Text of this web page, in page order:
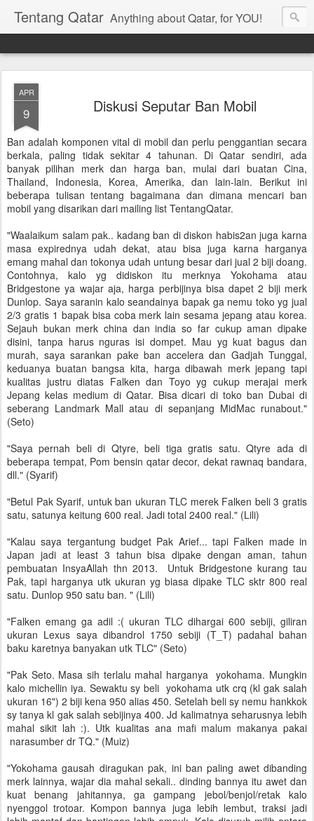
Tentang Qatar Anything about Qatar, for YOU!
APR
9 Diskusi Seputar Ban Mobil
Ban adalah komponen vital di mobil dan perlu penggantian secara
berkala, paling tidak sekitar 4 tahunan. Di Qatar sendiri, ada
banyak pilihan merk dan harga ban, mulai dari buatan Cina,
Thailand, Indonesia, Korea, Amerika, dan lain-lain. Berikut ini
beberapa tulisan tentang bagaimana dan dimana mencari ban
mobil yang disarikan dari mailing list TentangQatar.
"Waalaikum salam pak.. kadang ban di diskon habis2an juga karna
masa expirednya udah dekat, atau bisa juga karna harganya
emang mahal dan tokonya udah untung besar dari jual 2 biji doang.
Contohnya, kalo yg didiskon itu merknya Yokohama atau
Bridgestone ya wajar aja, harga perbijinya bisa dapet 2 biji merk
Dunlop. Saya saranin kalo seandainya bapak ga nemu toko yg jual
2/3 gratis 1 bapak bisa coba merk lain sesama jepang atau korea.
Sejauh bukan merk china dan india so far cukup aman dipake
disini, tanpa harus nguras isi dompet. Mau yg kuat bagus dan
murah, saya sarankan pake ban accelera dan Gadjah Tunggal,
keduanya buatan bangsa kita, harga dibawah merk jepang tapi
kualitas justru diatas Falken dan Toyo yg cukup merajai merk
Jepang kelas medium di Qatar. Bisa dicari di toko ban Dubai di
seberang Landmark Mall atau di sepanjang MidMac runabout."
(Seto)
"Saya pernah beli di Qtyre, beli tiga gratis satu. Qtyre ada di
beberapa tempat, Pom bensin qatar decor, dekat rawnaq bandara,
dll." (Syarif)
"Betul Pak Syarif, untuk ban ukuran TLC merek Falken beli 3 gratis
satu, satunya keitung 600 real. Jadi total 2400 real." (Lili)
"Kalau saya tergantung budget Pak Arief... tapi Falken made in
Japan jadi at least 3 tahun bisa dipake dengan aman, tahun
pembuatan InsyaAllah thn 2013. Untuk Bridgestone kurang tau
Pak, tapi harganya utk ukuran yg biasa dipake TLC sktr 800 real
satu. Dunlop 950 satu ban. " (Lili)
"Falken emang ga adil :( ukuran TLC dihargai 600 sebiji, giliran
ukuran Lexus saya dibandrol 1750 sebiji (T_T) padahal bahan
baku karetnya banyakan utk TLC" (Seto)
"Pak Seto. Masa sih terlalu mahal harganya yokohama. Mungkin
kalo michellin iya. Sewaktu sy beli yokohama utk crq (kl gak salah
ukuran 16") 2 biji kena 950 alias 450. Setelah beli sy nemu hankkok
sy tanya kl gak salah sebijinya 400. Jd kalimatnya seharusnya lebih
mahal sikit lah :). Utk kualitas ana mafi malum makanya pakai
narasumber dr TQ." (Muiz)
"Yokohama gausah diragukan pak, ini ban paling awet dibanding
merk lainnya, wajar dia mahal sekali.. dinding bannya itu awet dan
kuat benang jahitannya, ga gampang jebol/benjol/retak kalo
nyenggol trotoar. Kompon bannya juga lebih lembut, traksi jadi